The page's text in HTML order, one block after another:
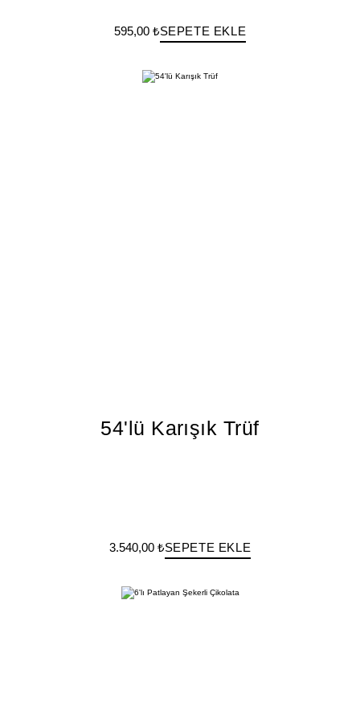
595,00 ₺SEPETE EKLE
54'lü Karışık Trüf
3.540,00 ₺SEPETE EKLE